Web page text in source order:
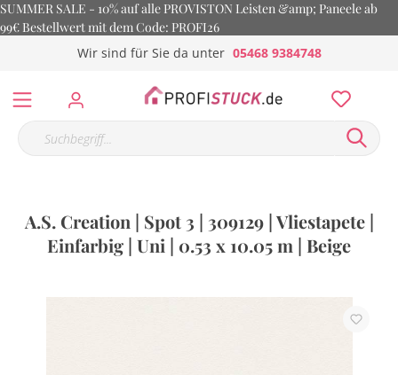
SUMMER SALE - 10% auf alle PROVISTON Leisten &amp; Paneele ab
99€ Bestellwert mit dem Code: PROFI26
Wir sind für Sie da unter 05468 9384748
A.S. Creation | Spot 3 | 309129 | Vliestapete |
Einfarbig | Uni | 0.53 x 10.05 m | Beige